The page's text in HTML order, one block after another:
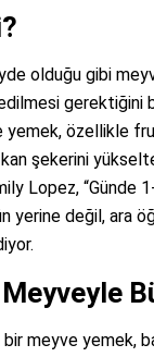
olduğu gibi
gerektiğini
yemek, özellikle
şekerini
Lopez, “Günde
yerine değil, ara
bir meyve yemek,